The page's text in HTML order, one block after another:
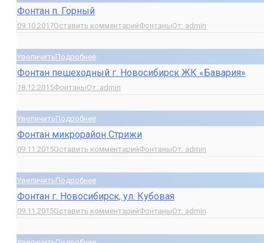
Фонтан п. Горный
09.10.2017Оставить комментарийФонтаныОт: admin
УвеличитьПодробнее
Фонтан пешеходный г. Новосибирск ЖК «Бавария»
18.12.2015ФонтаныОт: admin
УвеличитьПодробнее
Фонтан микрорайон Стрижи
09.11.2015Оставить комментарийФонтаныОт: admin
УвеличитьПодробнее
Фонтан г. Новосибирск, ул. Кубовая
09.11.2015Оставить комментарийФонтаныОт: admin